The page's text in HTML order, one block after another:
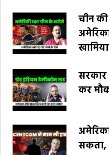
चीन
सरकार
कर
सकता,